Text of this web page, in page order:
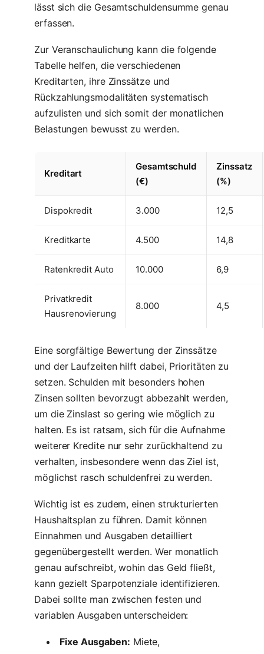
lässt sich die Gesamtschuldensumme genau
erfassen.
Zur Veranschaulichung kann die folgende
Tabelle helfen, die verschiedenen
Kreditarten, ihre Zinssätze und
Rückzahlungsmodalitäten systematisch
aufzulisten und sich somit der monatlichen
Belastungen bewusst zu werden.
Kreditart
Gesamtschuld
(€)
Zinssatz
(%)
Dispokredit 3.000 12,5
Kreditkarte 4.500 14,8
Ratenkredit Auto 10.000 6,9
Privatkredit
Hausrenovierung
8.000 4,5
Eine sorgfältige Bewertung der Zinssätze
und der Laufzeiten hilft dabei, Prioritäten zu
setzen. Schulden mit besonders hohen
Zinsen sollten bevorzugt abbezahlt werden,
um die Zinslast so gering wie möglich zu
halten. Es ist ratsam, sich für die Aufnahme
weiterer Kredite nur sehr zurückhaltend zu
verhalten, insbesondere wenn das Ziel ist,
möglichst rasch schuldenfrei zu werden.
Wichtig ist es zudem, einen strukturierten
Haushaltsplan zu führen. Damit können
Einnahmen und Ausgaben detailliert
gegenübergestellt werden. Wer monatlich
genau aufschreibt, wohin das Geld fließt,
kann gezielt Sparpotenziale identifizieren.
Dabei sollte man zwischen festen und
variablen Ausgaben unterscheiden:
Fixe Ausgaben: Miete,